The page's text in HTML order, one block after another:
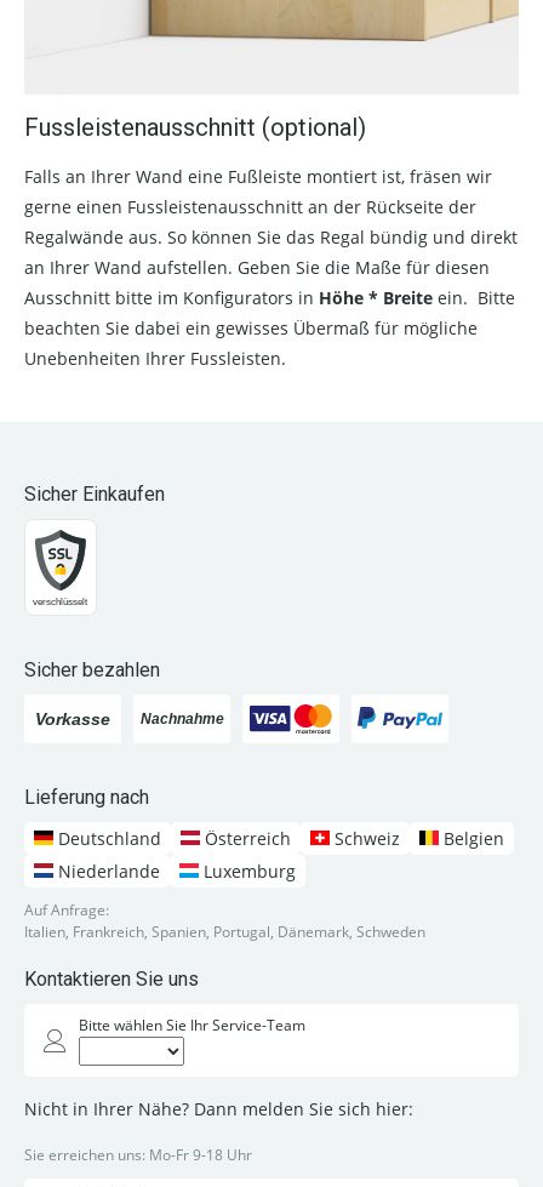
Fussleistenausschnitt (optional)
Falls an Ihrer Wand eine Fußleiste montiert ist, fräsen wir
gerne einen Fussleistenausschnitt an der Rückseite der
Regalwände aus. So können Sie das Regal bündig und direkt
an Ihrer Wand aufstellen. Geben Sie die Maße für diesen
Ausschnitt bitte im Konfigurators in Höhe * Breite ein. Bitte
beachten Sie dabei ein gewisses Übermaß für mögliche
Unebenheiten Ihrer Fussleisten.
Sicher Einkaufen
Sicher bezahlen
Lieferung nach
Deutschland
Österreich Schweiz
Belgien
Niederlande
Luxemburg
Auf Anfrage:
Italien, Frankreich, Spanien, Portugal, Dänemark, Schweden
Kontaktieren Sie uns
Bitte wählen Sie Ihr Service-Team
Nicht in Ihrer Nähe? Dann melden Sie sich hier:
Sie erreichen uns: Mo-Fr 9-18 Uhr